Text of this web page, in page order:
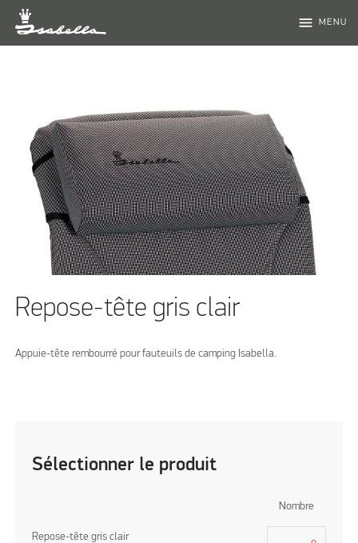
menu MENU
Repose-tête gris clair
Appuie-tête rembourré pour fauteuils de camping Isabella.
Sélectionner le produit
Nombre
Repose-tête gris clair